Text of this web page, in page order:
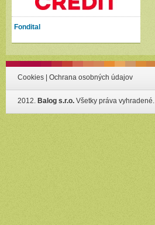
Fondital
Cookies Ochrana osobných údajov
2012. Balog s.r.o. Všetky práva vyhradené.